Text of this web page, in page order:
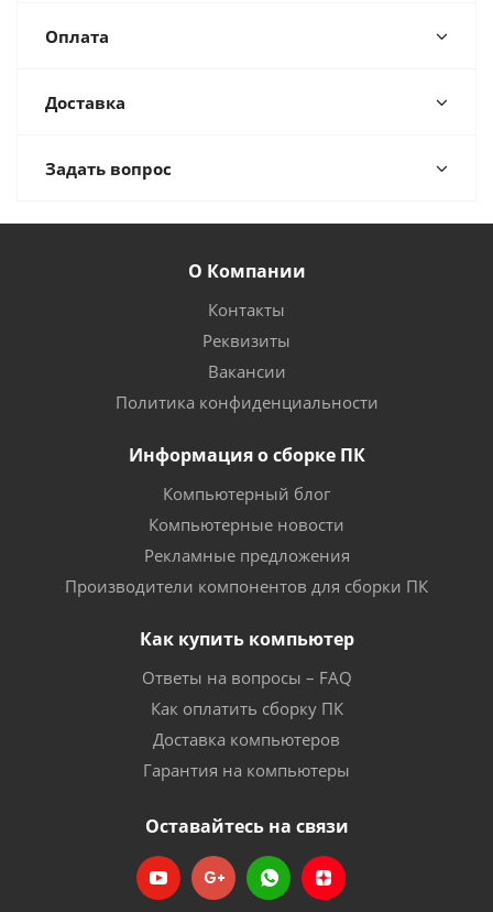
Оплата
Доставка
Задать вопрос
О Компании
Контакты
Реквизиты
Вакансии
Политика конфиденциальности
Информация о сборке ПК
Компьютерный блог
Компьютерные новости
Рекламные предложения
Производители компонентов для сборки ПК
Как купить компьютер
Ответы на вопросы – FAQ
Как оплатить сборку ПК
Доставка компьютеров
Гарантия на компьютеры
Оставайтесь на связи